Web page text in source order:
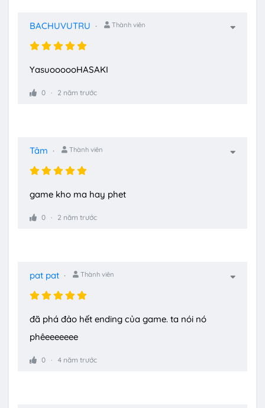
BACHUVUTRU Thành viên
YasuoooooHASAKI
0 2 năm trước
Tâm Thành viên
game kho ma hay phet
0 2 năm trước
pat pat Thành viên
đã phá đảo hết ending của game. ta nói nó
phêeeeeeee
0 4 năm trước